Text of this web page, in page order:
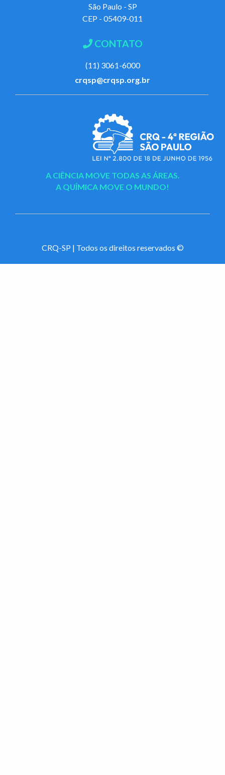
São Paulo - SP
CEP - 05409-011
CONTATO
(11) 3061-6000
crqsp@crqsp.org.br
A CIÊNCIA MOVE TODAS AS ÁREAS.
A QUÍMICA MOVE O MUNDO!
CRQ-SP | Todos os direitos reservados ©